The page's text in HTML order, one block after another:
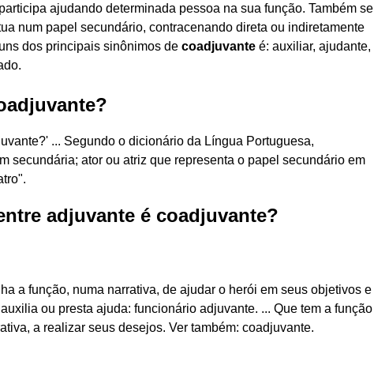
ajudando determinada pessoa na sua função. Também se
num papel secundário, contracenando direta ou indiretamente
dos principais sinônimos de coadjuvante é: auxiliar, ajudante,
... Segundo o dicionário da Língua Portuguesa,
secundária; ator ou atriz que representa o papel secundário em
adjuvante é coadjuvante?
a função, numa narrativa, de ajudar o herói em seus objetivos e
ou presta ajuda: funcionário adjuvante. ... Que tem a função
a realizar seus desejos. Ver também: coadjuvante.